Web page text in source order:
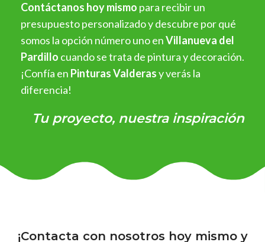
Contáctanos hoy mismo para recibir un
presupuesto personalizado y descubre por qué
somos la opción número uno enVillanueva del
Pardillo cuando se trata de pintura y decoración.
¡Confía en Pinturas Valderasy verás la
diferencia!
Tu proyecto, nuestra inspiración
¡Contacta con nosotros hoy mismo y